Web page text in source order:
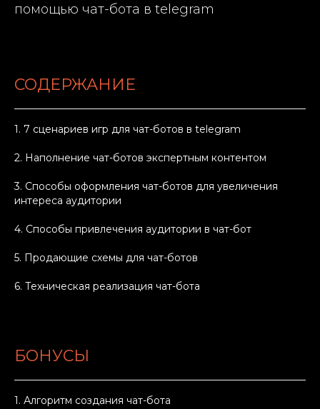
помощью чат-бота в telegram
СОДЕРЖАНИЕ
1. 7 сценариев игр для чат-ботов в telegram
2. Наполнение чат-ботов экспертным контентом
3. Способы оформления чат-ботов для увеличения
интереса аудитории
4. Способы привлечения аудитории в чат-бот
5. Продающие схемы для чат-ботов
6. Техническая реализация чат-бота
БОНУСЫ
1. Алгоритм создания чат-бота